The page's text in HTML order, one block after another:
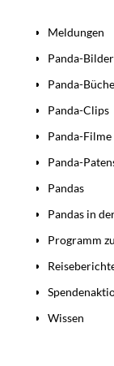
Meldungen
Panda-Bilder
Panda-
Panda-Clips
Panda-Filme
Panda-
Pandas
Pandas in
Programm
Wissen